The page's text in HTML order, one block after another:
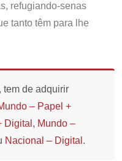
refugiando-senas
tanto têm para lhe
tem de adquirir
– Papel +
Digital , Mundo –
Nacional – Digital .